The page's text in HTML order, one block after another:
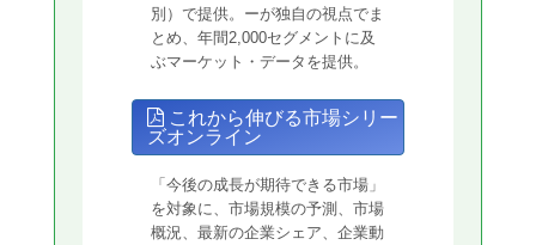
別）で提供。ーが独自の視点でま
とめ、年間2,000セグメントに及
ぶマーケット・データを提供。
これから伸びる市場シリー
ズオンライン
「今後の成長が期待できる市場」
を対象に、市場規模の予測、市場
概況、最新の企業シェア、企業動